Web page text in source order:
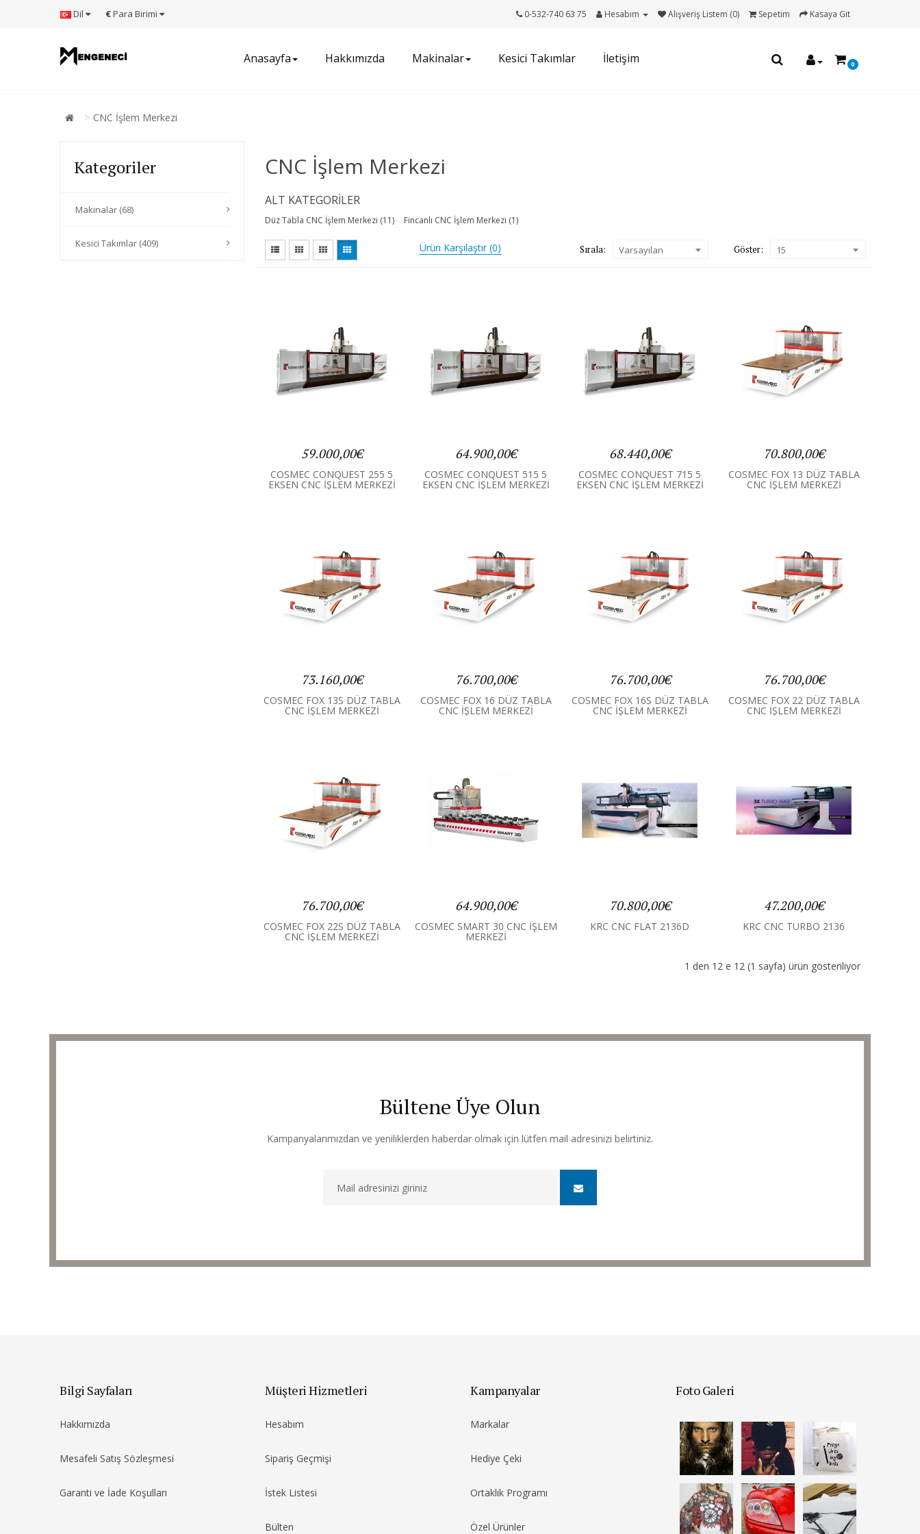
Dil €Para Birimi 0-532-740 63 75 Hesabım Alışveriş Listem (0) Sepetim Kasaya Git
Anasayfa Hakkımızda Makinalar Kesici Takımlar İletişim 0
CNC İşlem Merkezi
Kategoriler
Makinalar (68)
Kesici Takımlar (409)
CNC İşlem Merkezi
ALT KATEGORILER
Düz Tabla CNC İşlem Merkezi (11) Fincanlı CNC İşlem Merkezi (1)
Ürün Karşılaştır (0) Sırala: Varsayılan Göster: 15
COSMEC CONQUEST 255 5
EKSEN CNC İŞLEM MERKEZİ
59.000,00€
COSMEC CONQUEST 515 5
EKSEN CNC İŞLEM MERKEZİ
64.900,00€
COSMEC CONQUEST 715 5
EKSEN CNC İŞLEM MERKEZİ
68.440,00€
COSMEC FOX 13 DÜZ TABLA
CNC İŞLEM MERKEZİ
70.800,00€
COSMEC FOX 13S DÜZ TABLA
CNC İŞLEM MERKEZİ
73.160,00€
COSMEC FOX 16 DÜZ TABLA
CNC İŞLEM MERKEZİ
76.700,00€
COSMEC FOX 16S DÜZ TABLA
CNC İŞLEM MERKEZİ
76.700,00€
COSMEC FOX 22 DÜZ TABLA
CNC İŞLEM MERKEZİ
76.700,00€
COSMEC FOX 22S DÜZ TABLA
CNC İŞLEM MERKEZİ
76.700,00€
COSMEC SMART 30 CNC İŞLEM
MERKEZİ
64.900,00€
KRC CNC FLAT 2136D
70.800,00€
KRC CNC TURBO 2136
47.200,00€
1 den 12 e 12 (1 sayfa) ürün gösteriliyor
Bültene Üye Olun
Kampanyalarımızdan ve yeniliklerden haberdar olmak için lütfen mail adresinizi belirtiniz.
Bilgi Sayfaları
Hakkımızda
Mesafeli Satış Sözleşmesi
Garanti ve İade Koşulları
Müşteri Hizmetleri
Hesabım
Sipariş Geçmişi
İstek Listesi
Bülten
Kampanyalar
Markalar
Hediye Çeki
Ortaklık Programı
Özel Ürünler
Foto Galeri